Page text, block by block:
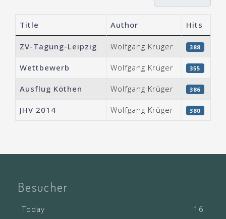
Title Author Hits
ZV-Tagung-Leipzig Wolfgang Krüger 388
Wettbewerb Wolfgang Krüger 355
Ausflug Köthen Wolfgang Krüger 386
JHV 2014 Wolfgang Krüger 380
Besucher
Today
16